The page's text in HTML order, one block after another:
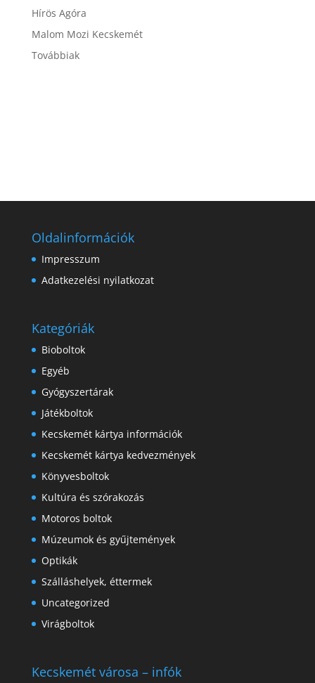
Hírös Agóra
Malom Mozi Kecskemét
Továbbiak
Oldalinformációk
Impresszum
Adatkezelési nyilatkozat
Kategóriák
Bioboltok
Egyéb
Gyógyszertárak
Játékboltok
Kecskemét kártya információk
Kecskemét kártya kedvezmények
Könyvesboltok
Kultúra és szórakozás
Motoros boltok
Múzeumok és gyűjtemények
Optikák
Szálláshelyek, éttermek
Uncategorized
Virágboltok
Kecskemét városa – infók